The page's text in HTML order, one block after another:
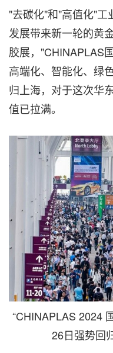
"去碳化"和"高值化"
发展带来新一轮的黄
胶展，"CHINAPLAS
高端化、智能化、绿
归上海，对于这次华
值已拉满。
“CHINAPLAS 2024
26日强势回